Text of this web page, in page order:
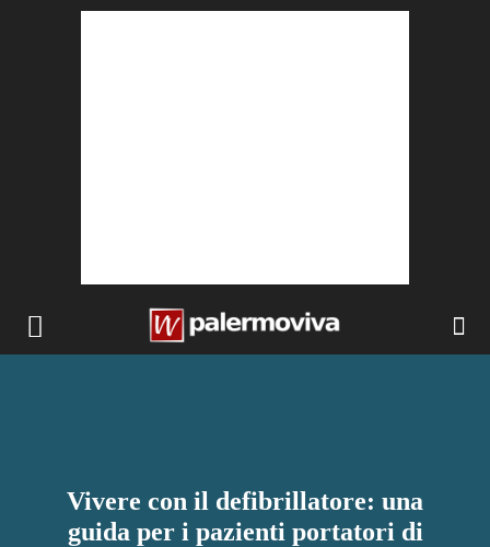
Vivere con il defibrillatore: una
guida per i pazienti portatori di